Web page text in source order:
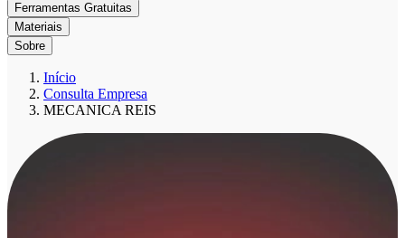
Ferramentas Gratuitas
Materiais
Sobre
Início
Consulta Empresa
MECANICA REIS